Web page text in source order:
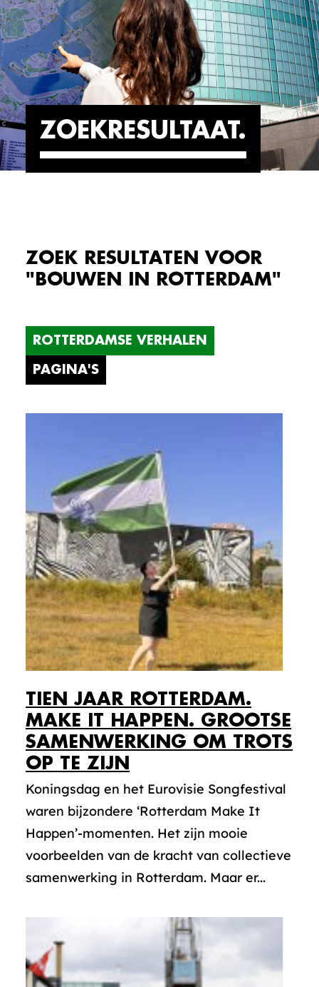
ZOEKRESULTAAT
ZOEK RESULTATEN VOOR
"BOUWEN IN ROTTERDAM"
ROTTERDAMSE VERHALEN
PAGINA'S
TIEN JAAR ROTTERDAM.
MAKE IT HAPPEN. GROOTSE
SAMENWERKING OM TROTS
OP TE ZIJN
Koningsdag en het Eurovisie Songfestival
waren bijzondere ‘Rotterdam Make It
Happen’-momenten. Het zijn mooie
voorbeelden van de kracht van collectieve
samenwerking in Rotterdam. Maar er...